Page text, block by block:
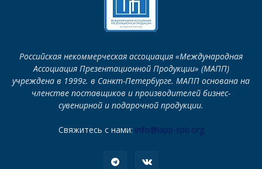
Российская некоммерческая ассоциация «Международная
Ассоциация Презентационной Продукции» (МАПП)
учреждена в 1999г. в Санкт-Петербурге. МАПП основана на
членстве поставщиков и производителей бизнес-
сувенирной и подарочной продукции.
Свяжитесь с нами: info@iapp-spb.org